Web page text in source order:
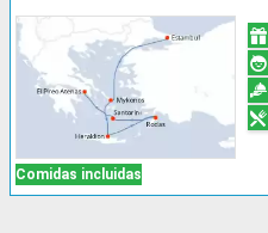
Comidas incluidas